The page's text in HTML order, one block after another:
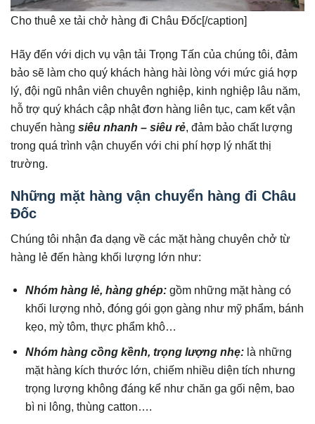
Cho thuê xe tải chở hàng đi Châu Đốc[/caption]
Hãy đến với dịch vụ vận tải Trọng Tấn của chúng tôi, đảm
bảo sẽ làm cho quý khách hàng hài lòng với mức giá hợp
lý, đội ngũ nhân viên chuyên nghiệp, kinh nghiệp lâu năm,
hỗ trợ quý khách cập nhật đơn hàng liên tục, cam kết vận
chuyển hàng siêu nhanh – siêu rẻ, đảm bảo chất lượng
trong quá trình vận chuyển với chi phí hợp lý nhất thị
trường.
Những mặt hàng vận chuyển hàng đi Châu
Đốc
Chúng tôi nhận đa dạng về các mặt hàng chuyên chở từ
hàng lẻ đến hàng khối lượng lớn như:
Nhóm hàng lẻ, hàng ghép:gồm những mặt hàng có
khối lượng nhỏ, đóng gói gọn gàng như mỹ phẩm, bánh
kẹo, mỳ tôm, thực phẩm khô…
Nhóm hàng cồng kềnh, trọng lượng nhẹ: là những
mặt hàng kích thước lớn, chiếm nhiều diện tích nhưng
trọng lượng không đáng kể như chăn ga gối nệm, bao
bì ni lông, thùng catton….